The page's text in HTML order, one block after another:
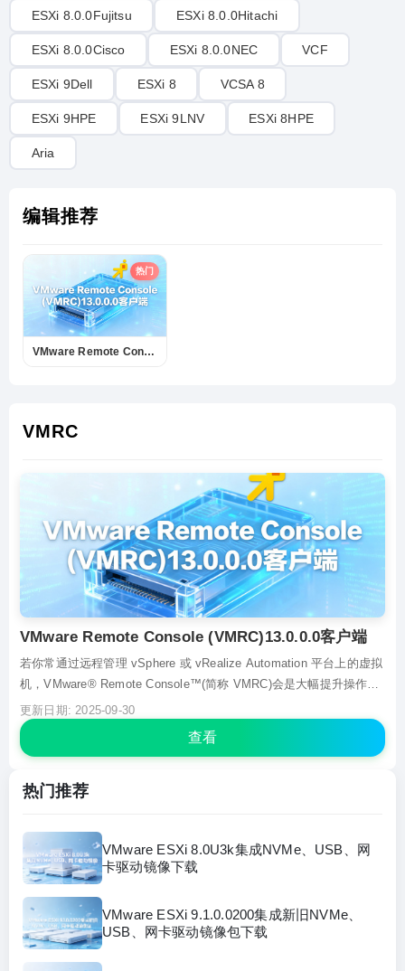
ESXi 8.0.0Fujitsu ESXi 8.0.0Hitachi
ESXi 8.0.0Cisco ESXi 8.0.0NEC VCF
ESXi 9Dell ESXi 8 VCSA 8
ESXi 9HPE ESXi 9LNV ESXi 8HPE
Aria
编辑推荐
热门
VMware Remote Console (VMRC)13.0.0.0客户端下载
VMRC
VMware Remote Console (VMRC)13.0.0.0客户端
若你常通过远程管理 vSphere 或 vRealize Automation 平台上的虚拟
机，VMware® Remote Console™(简称 VMRC)会是大幅提升操作体
验的核心工具。它不仅能实现对远程虚拟机的客户端设备连接与控制
台访问，更可在本地计算机安装后，直接从对应 Web 客户端启动...
更新日期: 2025-09-30
查看
热门推荐
VMware ESXi 8.0U3k集成NVMe、USB、网
卡驱动镜像下载
VMware ESXi 9.1.0.0200集成新旧NVMe、
USB、网卡驱动镜像包下载